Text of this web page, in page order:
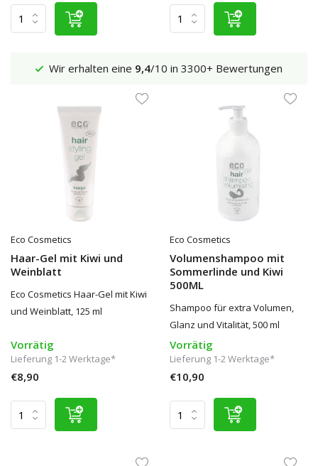
Versand €5,95 (DE)Kostenlosab €65
Eco Cosmetics
Haar-Gel mit Kiwi und
Weinblatt
Eco Cosmetics Haar-Gel mit Kiwi
und Weinblatt, 125 ml
Vorrätig
Lieferung 1-2 Werktage*
€8,90
Eco Cosmetics
Volumenshampoo mit
Sommerlinde und Kiwi
500ML
Shampoo für extra Volumen,
Glanz und Vitalität, 500 ml
Vorrätig
Lieferung 1-2 Werktage*
€10,90